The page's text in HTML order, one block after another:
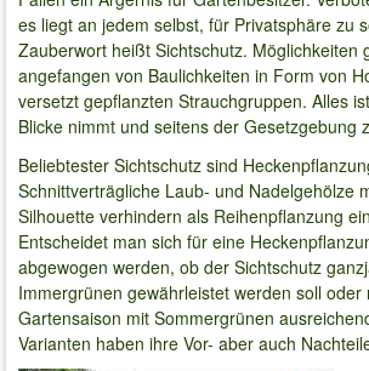
es liegt an jedem selbst, für Privatsphäre zu
Zauberwort heißt Sichtschutz. Möglichkeiten
angefangen von Baulichkeiten in Form von
versetzt gepflanzten Strauchgruppen. Alles
Blicke nimmt und seitens der Gesetzgebung
Beliebtester Sichtschutz sind
Schnittverträgliche Laub- und Nadelgehölze
Silhouette verhindern als Reihenpflanzung
Entscheidet man sich für eine
abgewogen werden, ob der Sichtschutz
Immergrünen gewährleistet werden soll
Gartensaison mit Sommergrünen
Varianten haben ihre Vor- aber auch